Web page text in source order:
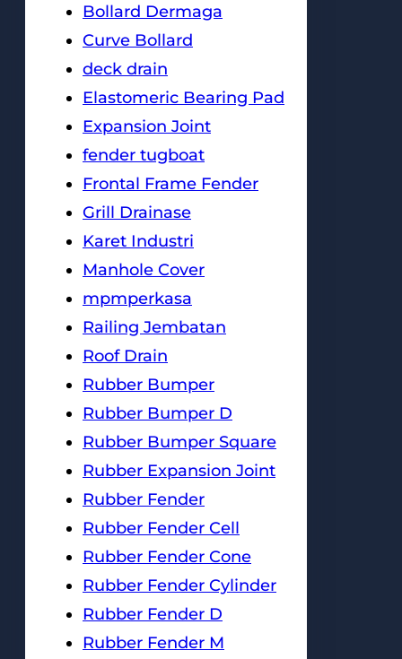
Bollard Dermaga
Curve Bollard
deck drain
Elastomeric Bearing Pad
Expansion Joint
fender tugboat
Frontal Frame Fender
Grill Drainase
Karet Industri
Manhole Cover
mpmperkasa
Railing Jembatan
Roof Drain
Rubber Bumper
Rubber Bumper D
Rubber Bumper Square
Rubber Expansion Joint
Rubber Fender
Rubber Fender Cell
Rubber Fender Cone
Rubber Fender Cylinder
Rubber Fender D
Rubber Fender M